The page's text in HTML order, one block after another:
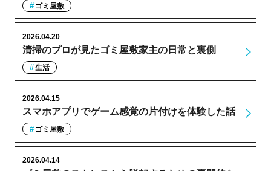
ゴミ屋敷
清掃のプロが見たゴミ屋敷家主の日常と裏側
2026.04.20
生活
スマホアプリでゲーム感覚の片付けを体験した話
2026.04.15
ゴミ屋敷
2026.04.14